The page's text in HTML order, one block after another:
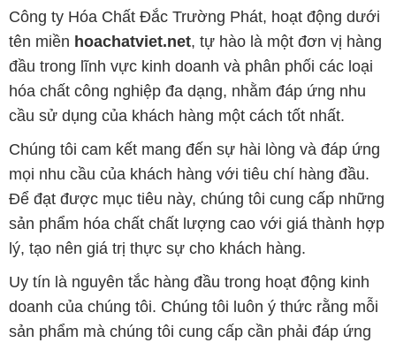
Công ty Hóa Chất Đắc Trường Phát, hoạt động dưới
tên miền hoachatviet.net, tự hào là một đơn vị hàng
đầu trong lĩnh vực kinh doanh và phân phối các loại
hóa chất công nghiệp đa dạng, nhằm đáp ứng nhu
cầu sử dụng của khách hàng một cách tốt nhất.
Chúng tôi cam kết mang đến sự hài lòng và đáp ứng
mọi nhu cầu của khách hàng với tiêu chí hàng đầu.
Để đạt được mục tiêu này, chúng tôi cung cấp những
sản phẩm hóa chất chất lượng cao với giá thành hợp
lý, tạo nên giá trị thực sự cho khách hàng.
Uy tín là nguyên tắc hàng đầu trong hoạt động kinh
doanh của chúng tôi. Chúng tôi luôn ý thức rằng mỗi
sản phẩm mà chúng tôi cung cấp cần phải đáp ứng